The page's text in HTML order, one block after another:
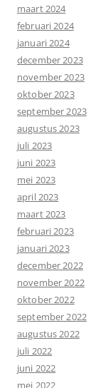
maart 2024
februari 2024
januari 2024
december 2023
november 2023
oktober 2023
september 2023
augustus 2023
juli 2023
juni 2023
mei 2023
april 2023
maart 2023
februari 2023
januari 2023
december 2022
november 2022
oktober 2022
september 2022
augustus 2022
juli 2022
juni 2022
mei 2022